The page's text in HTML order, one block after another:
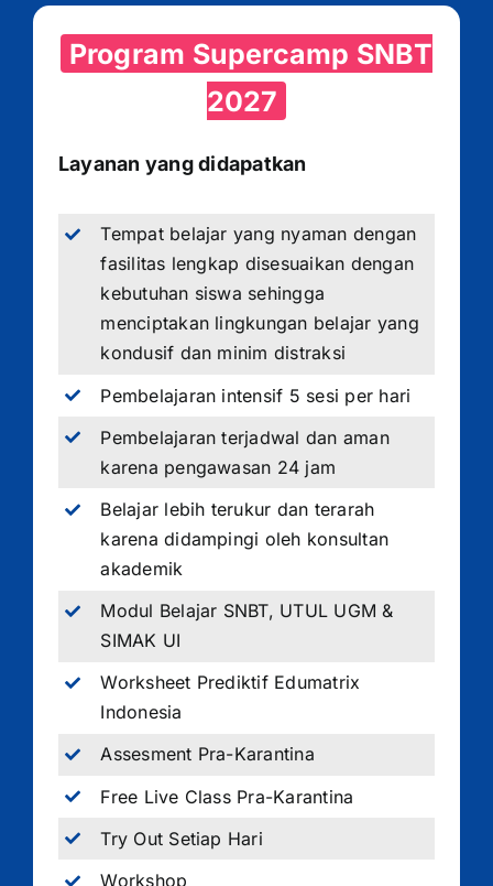
Program Supercamp SNBT
2027
Layanan yang didapatkan
Tempat belajar yang nyaman dengan
fasilitas lengkap disesuaikan dengan
kebutuhan siswa sehingga
menciptakan lingkungan belajar yang
kondusif dan minim distraksi
Pembelajaran intensif 5 sesi per hari
Pembelajaran terjadwal dan aman
karena pengawasan 24 jam
Belajar lebih terukur dan terarah
karena didampingi oleh konsultan
akademik
Modul Belajar SNBT, UTUL UGM &
SIMAK UI
Worksheet Prediktif Edumatrix
Indonesia
Assesment Pra-Karantina
Free Live Class Pra-Karantina
Try Out Setiap Hari
Workshop